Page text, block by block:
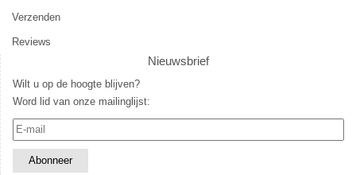
Verzenden
Reviews
Nieuwsbrief
Wilt u op de hoogte blijven?
Word lid van onze mailinglijst: